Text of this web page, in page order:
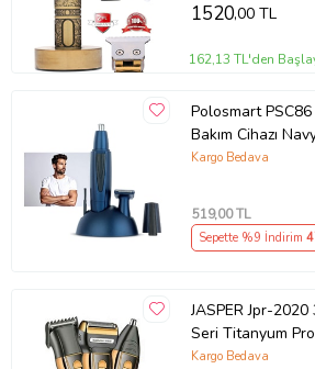
1520,00 TL
162,13 TL'den
Polosmart
Bakım Cihazı
Kargo Bedava
519,00 TL
Sepette %9 İndirim
JASPER Jpr-2020
Seri Titanyum
Kılı Alma Tıraş
Kargo Bedava